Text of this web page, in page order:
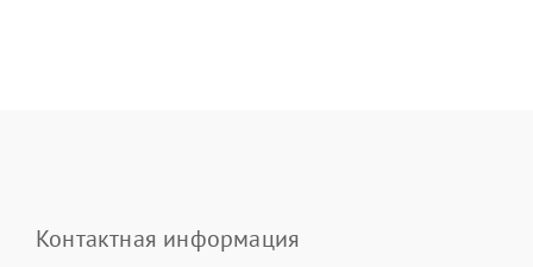
Контактная информация